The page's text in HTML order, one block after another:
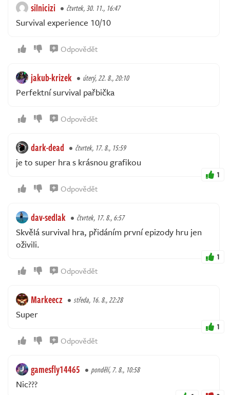
silnicizi čtvrtek, 30. 11., 16:47
Survival experience 10/10
Odpovědět
jakub-krizek úterý, 22. 8., 20:10
Perfektní survival pařbička
Odpovědět
dark-dead čtvrtek, 17. 8., 15:59
je to super hra s krásnou grafikou
1
Odpovědět
dav-sedlak čtvrtek, 17. 8., 6:57
Skvělá survival hra, přidáním první epizody hru jen
oživili.
1
Odpovědět
Markeecz středa, 16. 8., 22:28
Super
1
Odpovědět
gamesfly14465 pondělí, 7. 8., 10:58
Nic???